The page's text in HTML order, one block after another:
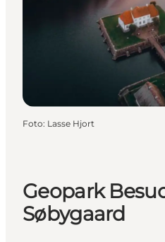
Foto: Lasse Hjort
Geopark
Søbygaard